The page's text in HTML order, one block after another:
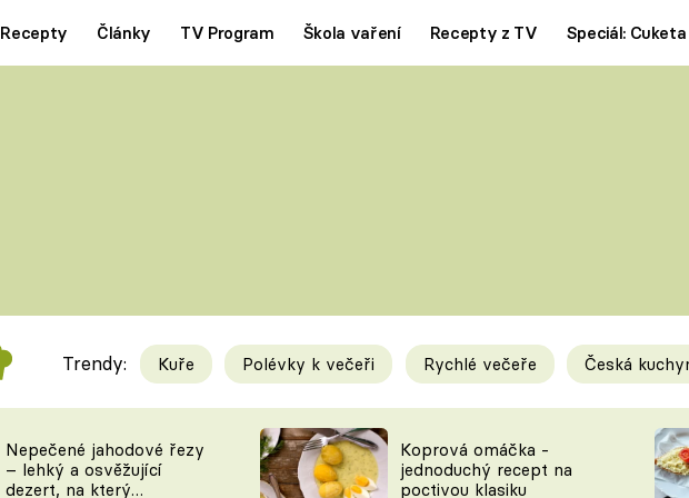
Recepty Články TV Program Škola vaření Recepty z TV Speciál: Cuketa
Videorecepty
TEĎ VAŘÍ ŠÉF!
Tipy a triky
KAM ZA JÍDLEM
Trendy: Kuře Polévky k večeři Rychlé večeře Česká
Nepečené jahodové řezy
– lehký a osvěžující
dezert, na který
Koprová omáčka -
jednoduchý recept na
poctivou klasiku